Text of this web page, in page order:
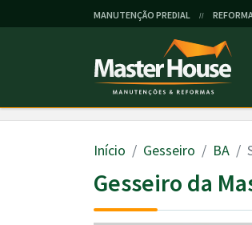
MANUTENÇÃO PREDIAL //
Início Gesseiro BA
Gesseiro da